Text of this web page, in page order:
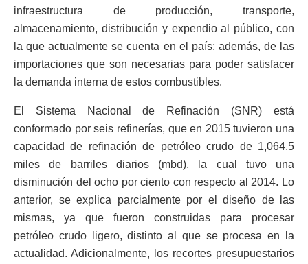
infraestructura de producción, transporte,
almacenamiento, distribución y expendio al público, con
la que actualmente se cuenta en el país; además, de las
importaciones que son necesarias para poder satisfacer
la demanda interna de estos combustibles.
El Sistema Nacional de Refinación (SNR) está
conformado por seis refinerías, que en 2015 tuvieron una
capacidad de refinación de petróleo crudo de 1,064.5
miles de barriles diarios (mbd), la cual tuvo una
disminución del ocho por ciento con respecto al 2014. Lo
anterior, se explica parcialmente por el diseño de las
mismas, ya que fueron construidas para procesar
petróleo crudo ligero, distinto al que se procesa en la
actualidad. Adicionalmente, los recortes presupuestarios